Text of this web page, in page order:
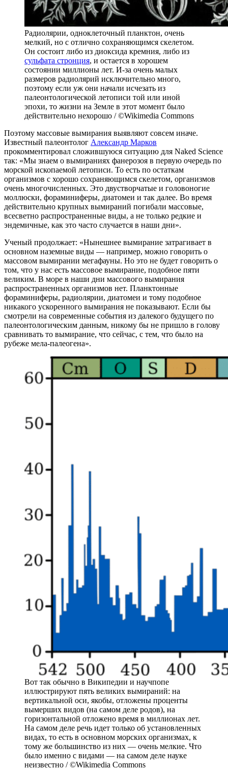
Радиолярии, одноклеточный планктон, очень
мелкий, но с отлично сохраняющимся скелетом.
Он состоит либо из диоксида кремния, либо из
сульфата стронция, и остается в хорошем
состоянии миллионы лет. И-за очень малых
размеров радиолярий исключительно много,
поэтому если уж они начали исчезать из
палеонтологической летописи той или иной
эпохи, то жизни на Земле в этот момент было
действительно нехорошо / ©Wikimedia Commons
Поэтому массовые вымирания выявляют совсем иначе.
Известный палеонтолог Александр Марков
прокомментировал сложившуюся ситуацию для Naked Science
так: «Мы знаем о вымираниях фанерозоя в первую очередь по
морской ископаемой летописи. То есть по остаткам
организмов с хорошо сохраняющимся скелетом, организмов
очень многочисленных. Это двустворчатые и головоногие
моллюски, фораминиферы, диатомеи и так далее. Во время
действительно крупных вымираний погибали массовые,
всесветно распространенные виды, а не только редкие и
эндемичные, как это часто случается в наши дни».
Ученый продолжает: «Нынешнее вымирание затрагивает в
основном наземные виды — например, можно говорить о
массовом вымирании мегафауны. Но это не будет говорить о
том, что у нас есть массовое вымирание, подобное пяти
великим. В море в наши дни массового вымирания
распространенных организмов нет. Планктонные
фораминиферы, радиолярии, диатомеи и тому подобное
никакого ускоренного вымирания не показывают. Если бы
смотрели на современные события из далекого будущего по
палеонтологическим данным, никому бы не пришло в голову
сравнивать то вымирание, что сейчас, с тем, что было на
рубеже мела-палеогена».
Вот так обычно в Википедии и научпопе
иллюстрируют пять великих вымираний: на
вертикальной оси, якобы, отложены проценты
вымерших видов (на самом деле родов), на
горизонтальной отложено время в миллионах лет.
На самом деле речь идет только об установленных
видах, то есть в основном морских организмах, к
тому же большинство из них — очень мелкие. Что
было именно с видами — на самом деле науке
неизвестно / ©Wikimedia Commons